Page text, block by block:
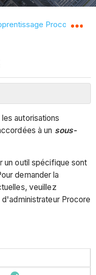
la hiérarchie
Procore
autorisations
à un sous-
un outil spécifique sont
demander la
veuillez
Procore